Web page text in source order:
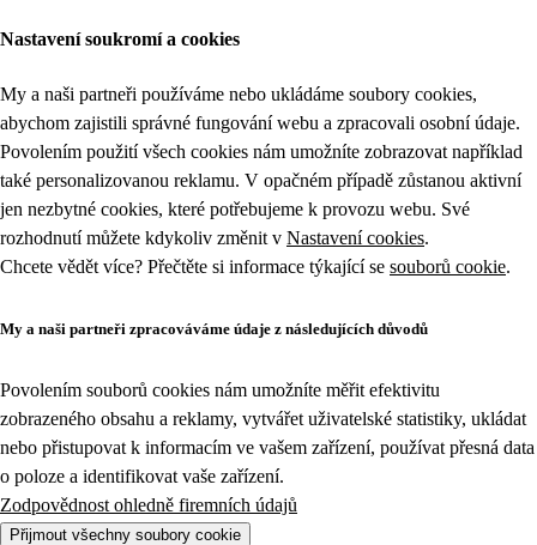
Nastavení soukromí a cookies
My a naši partneři používáme nebo ukládáme soubory cookies,
abychom zajistili správné fungování webu a zpracovali osobní údaje.
Povolením použití všech cookies nám umožníte zobrazovat například
také personalizovanou reklamu. V opačném případě zůstanou aktivní
jen nezbytné cookies, které potřebujeme k provozu webu. Své
rozhodnutí můžete kdykoliv změnit v Nastavení cookies.
Chcete vědět více? Přečtěte si informace týkající se souborů cookie.
My a naši partneři zpracováváme údaje z následujících důvodů
Povolením souborů cookies nám umožníte měřit efektivitu
zobrazeného obsahu a reklamy, vytvářet uživatelské statistiky, ukládat
nebo přistupovat k informacím ve vašem zařízení, používat přesná data
o poloze a identifikovat vaše zařízení.
Zodpovědnost ohledně firemních údajů
Přijmout všechny soubory cookie